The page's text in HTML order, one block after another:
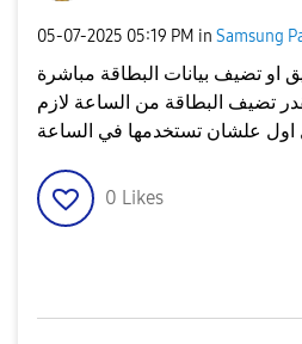
‎05-07-2025 05:19 PM in Samsung
تضيف البطاقة من الساعة لازم
اول علشان تستخدمها في الساعة
0 Likes